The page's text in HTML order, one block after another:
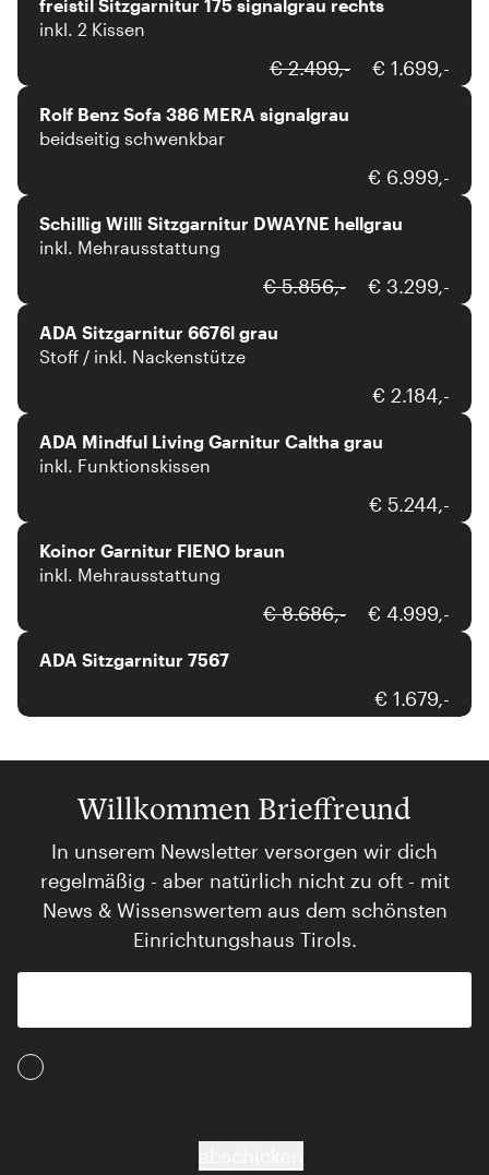
freistil Sitzgarnitur 175 signalgrau rechts
inkl. 2 Kissen
€ 2.499,- € 1.699,-
Rolf Benz
Rolf Benz Sofa 386 MERA signalgrau
beidseitig schwenkbar
€ 6.999,-
willi schillig
Schillig Willi Sitzgarnitur DWAYNE hellgrau
inkl. Mehrausstattung
€ 5.856,- € 3.299,-
ADA Mindful Living
ADA Sitzgarnitur 6676l grau
Stoff / inkl. Nackenstütze
€ 2.184,-
ADA Mindful Living
ADA Mindful Living Garnitur Caltha grau
inkl. Funktionskissen
€ 5.244,-
Koinor
Koinor Garnitur FIENO braun
inkl. Mehrausstattung
€ 8.686,- € 4.999,-
ADA Mindful Living
ADA Sitzgarnitur 7567
€ 1.679,-
Willkommen Brieffreund
In unserem Newsletter versorgen wir dich
regelmäßig - aber natürlich nicht zu oft - mit
News & Wissenswertem aus dem schönsten
Einrichtungshaus Tirols.